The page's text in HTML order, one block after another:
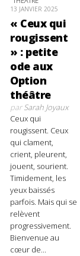
13 JANVIER 2025
« Ceux qui
rougissent
» : petite
ode aux
Option
théâtre
parSarah Joyaux
Ceux qui
rougissent. Ceux
qui clament,
crient, pleurent,
jouent, sourient.
Timidement, les
yeux baissés
parfois. Mais qui se
relèvent
progressivement.
Bienvenue au
cœur de...